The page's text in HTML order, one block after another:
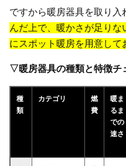
ですから暖房器具を取り入
んだ上で、暖かさが足り
にスポット暖房を用意して
▽暖房器具の種類と特徴チ
種
類
カテゴリ
燃
費
暖ま
るま
での
速さ